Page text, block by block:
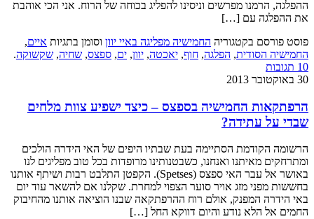
ההפלגה, הרמנו מפרשים וניסינו להפליג בכוחה של הרוח. אני הכי אוהבת
את ההפלגה עם […]
פוסט פורסם בקטגוריההחמישיה מפליגה באיי יווןוסומן בתגיותאיים,
החמישיה הסודית,הפלגה,חוף,יאכטה,יוון,ים,ספצס,שחיה,שקשוקה.
10 תגובות
30 באוקטובר 2013
הרפתקאות החמישיה בספצס – כיצד ישפיע צוות מלחים
שבדי על עתידה?
הרשומה הקודמת הסתיימה בעת שבתיו היפים של האי הידרה הולכים
ומתרחקים מאיתנו ואנחנו, כשבטנותינו מרופדות בכל טוב מפליגים לנו
באושר אל עבר האי ספצס (Spetses). הקפטן התלבט רבות ושיתף אותנו
בחששות מפני מזג אויר סוער הצפוי למחרת. שקלנו אם להשאר עוד יום
באי הידרה המפנק, אולם רוח ההרפתקאה שבנו הוציאה אותנו מהחיבוק
החמים אל הלא נודע והיום דווקא החל […]